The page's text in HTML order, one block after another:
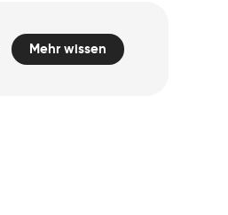
Mehr wissen